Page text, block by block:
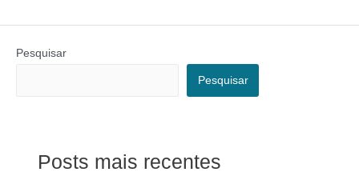
Pesquisar
Pesquisar
Posts mais recentes